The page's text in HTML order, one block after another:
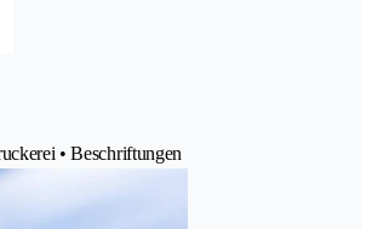
• Beschriftungen